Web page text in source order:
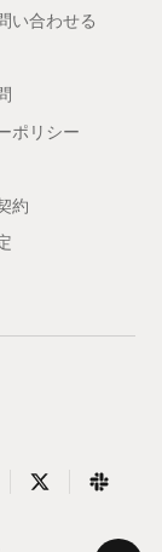
い合わせる
ポリシー
約